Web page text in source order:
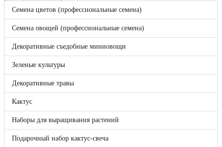
Бренды
Bejo
Benary
DLF (Дания)
FloraNova!
Hazera
Hem Genetics
Hem Zaden B.V.
Kieft
May Seed
Nunhems
Pan American
Семена цветов (профессиональные семена)
Семена овощей (профессиональные семена)
Декоративные съедобные миниовощи
Зеленые культуры
Декоративные травы
Кактус
Наборы для выращивания растений
Подарочный набор кактус-свеча